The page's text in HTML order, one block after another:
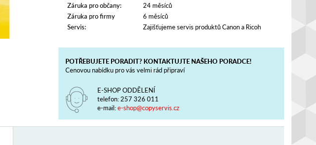
Záruka pro občany:
24 měsíců
Záruka pro firmy
6 měsíců
Servis:
Zajišťujeme servis produktů Canon a Ricoh
POTŘEBUJETE PORADIT? KONTAKTUJTE NAŠEHO PORADCE!
Cenovou nabídku pro vás velmi rád připraví
E-SHOP ODDĚLENÍ
telefon: 257 326 011
e-mail:e-shop@copyservis.cz